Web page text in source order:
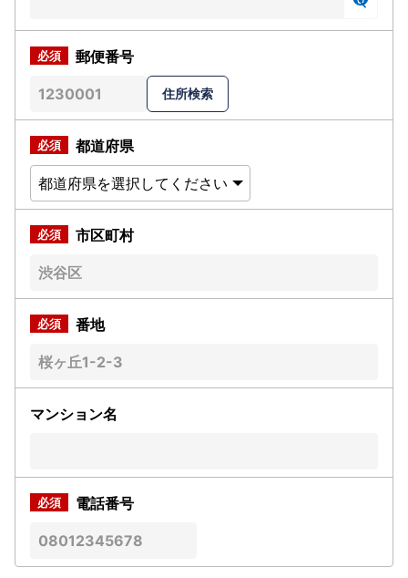
郵便番号
都道府県
市区町村
番地
マンション名
電話番号